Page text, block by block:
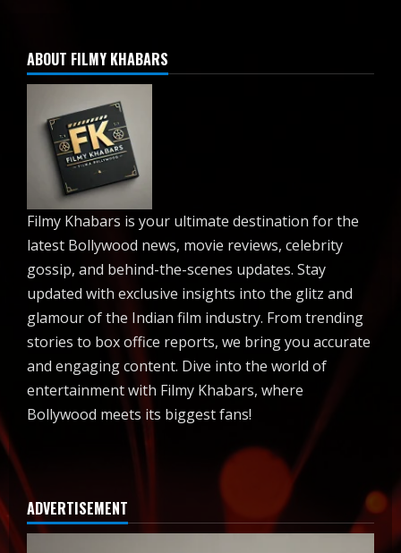
ABOUT FILMY KHABARS
Filmy Khabars is your ultimate destination for the
latest Bollywood news, movie reviews, celebrity
gossip, and behind-the-scenes updates. Stay
updated with exclusive insights into the glitz and
glamour of the Indian film industry. From trending
stories to box office reports, we bring you accurate
and engaging content. Dive into the world of
entertainment with Filmy Khabars, where
Bollywood meets its biggest fans!
ADVERTISEMENT